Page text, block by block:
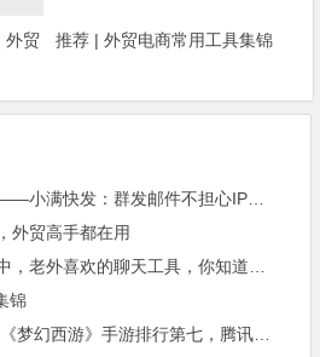
外贸
推荐 | 外贸电商常用工具集锦
外贸邮件营销的免费工具——小满快发：群发邮件不担心IP被封
外贸高手都在用
进博会倒计时，外贸沟通中，老外喜欢的聊天工具，你知道几种？
锦
2015年最赚钱游戏出炉：《梦幻西游》手游排行第七，腾讯总收入进前三